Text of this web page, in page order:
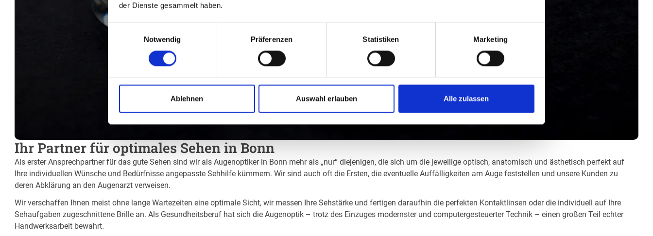
der Dienste gesammelt haben.
Einwilligungsauswahl
Notwendig
Präferenzen Statistiken Marketing
Ablehnen Auswahl erlauben Alle zulassen
Ihr Partner für optimales Sehen in Bonn
Als erster Ansprechpartner für das gute Sehen sind wir als Augenoptiker in Bonn mehr als „nur“ diejenigen, die sich um die jeweilige optisch, anatomisch und ästhetisch perfekt auf
Ihre individuellen Wünsche und Bedürfnisse angepasste Sehhilfe kümmern. Wir sind auch oft die Ersten, die eventuelle Auffälligkeiten am Auge feststellen und unsere Kunden zu
deren Abklärung an den Augenarzt verweisen.
Wir verschaffen Ihnen meist ohne lange Wartezeiten eine optimale Sicht, wir messen Ihre Sehstärke und fertigen daraufhin die perfekten Kontaktlinsen oder die individuell auf Ihre
Sehaufgaben zugeschnittene Brille an. Als Gesundheitsberuf hat sich die Augenoptik – trotz des Einzuges modernster und computergesteuerter Technik – einen großen Teil echter
Handwerksarbeit bewahrt.